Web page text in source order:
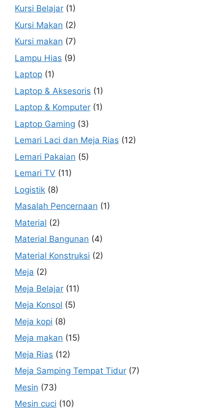
Kursi Belajar (1)
Kursi Makan (2)
Kursi makan (7)
Lampu Hias (9)
Laptop (1)
Laptop & Aksesoris (1)
Laptop & Komputer (1)
Laptop Gaming (3)
Lemari Laci dan Meja Rias (12)
Lemari Pakaian (5)
Lemari TV (11)
Logistik (8)
Masalah Pencernaan (1)
Material (2)
Material Bangunan (4)
Material Konstruksi (2)
Meja (2)
Meja Belajar (11)
Meja Konsol (5)
Meja kopi (8)
Meja makan (15)
Meja Rias (12)
Meja Samping Tempat Tidur (7)
Mesin (73)
Mesin cuci (10)